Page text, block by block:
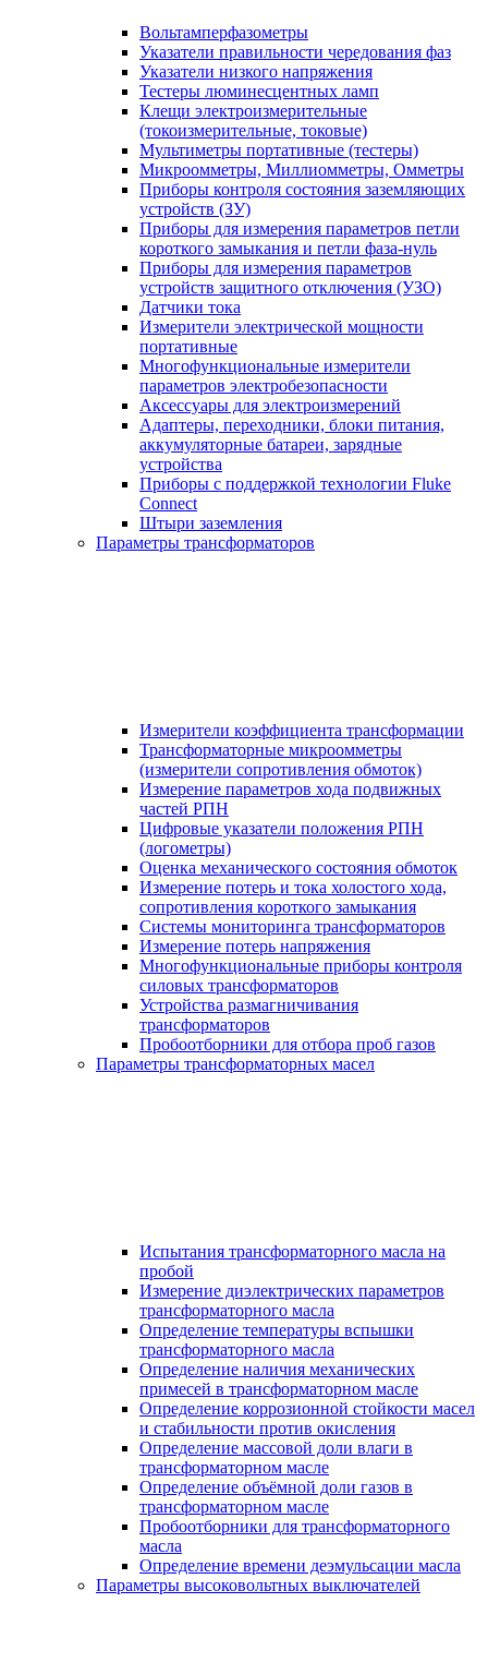
Вольтамперфазометры
Указатели правильности чередования фаз
Указатели низкого напряжения
Тестеры люминесцентных ламп
Клещи электроизмерительные
(токоизмерительные, токовые)
Мультиметры портативные (тестеры)
Микроомметры, Миллиомметры, Омметры
Приборы контроля состояния заземляющих
устройств (ЗУ)
Приборы для измерения параметров петли
короткого замыкания и петли фаза-нуль
Приборы для измерения параметров
устройств защитного отключения (УЗО)
Датчики тока
Измерители электрической мощности
портативные
Многофункциональные измерители
параметров электробезопасности
Аксессуары для электроизмерений
Адаптеры, переходники, блоки питания,
аккумуляторные батареи, зарядные
устройства
Приборы с поддержкой технологии Fluke
Connect
Штыри заземления
Параметры трансформаторов
Измерители коэффициента трансформации
Трансформаторные микроомметры
(измерители сопротивления обмоток)
Измерение параметров хода подвижных
частей РПН
Цифровые указатели положения РПН
(логометры)
Оценка механического состояния обмоток
Измерение потерь и тока холостого хода,
сопротивления короткого замыкания
Системы мониторинга трансформаторов
Измерение потерь напряжения
Многофункциональные приборы контроля
силовых трансформаторов
Устройства размагничивания
трансформаторов
Пробоотборники для отбора проб газов
Параметры трансформаторных масел
Испытания трансформаторного масла на
пробой
Измерение диэлектрических параметров
трансформаторного масла
Определение температуры вспышки
трансформаторного масла
Определение наличия механических
примесей в трансформаторном масле
Определение коррозионной стойкости масел
и стабильности против окисления
Определение массовой доли влаги в
трансформаторном масле
Определение объёмной доли газов в
трансформаторном масле
Пробоотборники для трансформаторного
масла
Определение времени деэмульсации масла
Параметры высоковольтных выключателей